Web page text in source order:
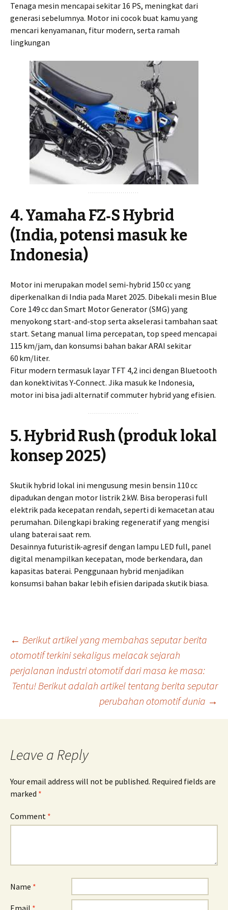
Tenaga mesin mencapai sekitar 16 PS, meningkat dari
generasi sebelumnya. Motor ini cocok buat kamu yang
mencari kenyamanan, fitur modern, serta ramah
lingkungan
4. Yamaha FZ‑S Hybrid
(India, potensi masuk ke
Indonesia)
Motor ini merupakan model semi-hybrid 150 cc yang
diperkenalkan di India pada Maret 2025. Dibekali mesin Blue
Core 149 cc dan Smart Motor Generator (SMG) yang
menyokong start-and-stop serta akselerasi tambahan saat
start. Setang manual lima percepatan, top speed mencapai
115 km/jam, dan konsumsi bahan bakar ARAI sekitar
60 km/liter.
Fitur modern termasuk layar TFT 4,2 inci dengan Bluetooth
dan konektivitas Y‑Connect. Jika masuk ke Indonesia,
motor ini bisa jadi alternatif commuter hybrid yang efisien.
5. Hybrid Rush (produk lokal
konsep 2025)
Skutik hybrid lokal ini mengusung mesin bensin 110 cc
dipadukan dengan motor listrik 2 kW. Bisa beroperasi full
elektrik pada kecepatan rendah, seperti di kemacetan atau
perumahan. Dilengkapi braking regeneratif yang mengisi
ulang baterai saat rem.
Desainnya futuristik-agresif dengan lampu LED full, panel
digital menampilkan kecepatan, mode berkendara, dan
kapasitas baterai. Penggunaan hybrid menjadikan
konsumsi bahan bakar lebih efisien daripada skutik biasa.
Post
navigation
← Berikut artikel yang membahas seputar berita
otomotif terkini sekaligus melacak sejarah
perjalanan industri otomotif dari masa ke masa:
Tentu! Berikut adalah artikel tentang berita seputar
perubahan otomotif dunia →
Leave a Reply
Your email address will not be published. Required fields are
marked *
Comment *
Name *
Email *